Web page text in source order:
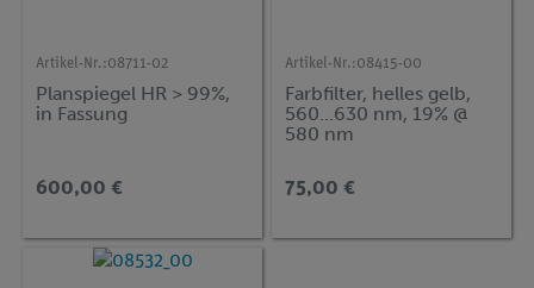
Artikel-Nr.:08711-02
Planspiegel HR > 99%,
in Fassung
600,00 €
Artikel-Nr.:08415-00
Farbfilter, helles gelb,
560...630 nm, 19% @
580 nm
75,00 €